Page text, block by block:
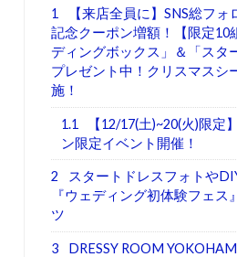
1
【来店全員に】SNS総フ
記念クーポン増額！【限定10
ディングボックス」＆「スタ
プレゼント中！クリスマスシ
施！
1.1
【12/17(土)~20(火)限定
ン限定イベント開催！
2
スタートドレスフォトや
『ウェディング初体験フェス
ツ
3 DRESSY ROOM